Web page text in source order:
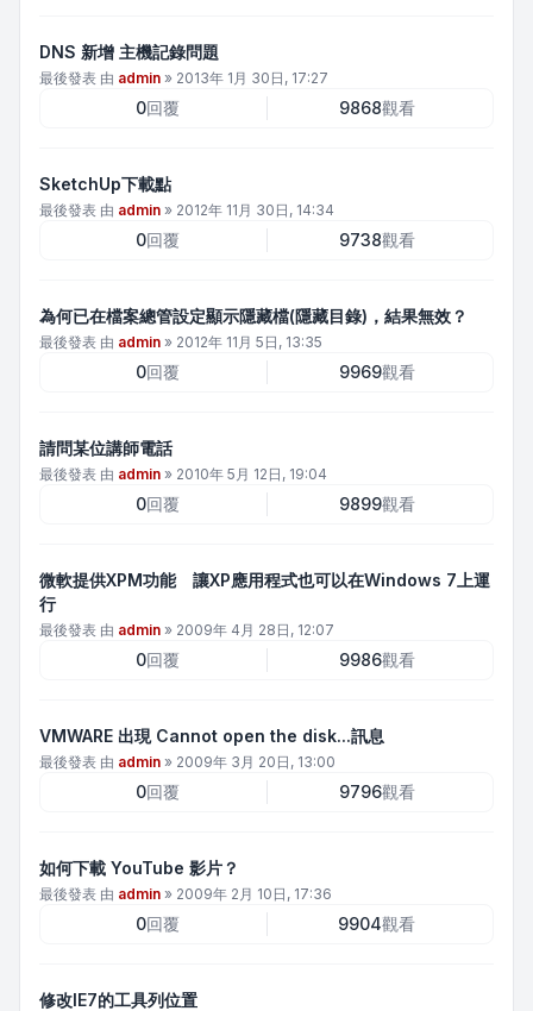
DNS 新增 主機記錄問題
最後發表 由 admin » 2013年 1月 30日, 17:27
0回覆 9868觀看
SketchUp下載點
最後發表 由 admin » 2012年 11月 30日, 14:34
0回覆 9738觀看
為何已在檔案總管設定顯示隱藏檔(隱藏目錄)，結果無效？
最後發表 由 admin » 2012年 11月 5日, 13:35
0回覆 9969觀看
請問某位講師電話
最後發表 由 admin » 2010年 5月 12日, 19:04
0回覆 9899觀看
微軟提供XPM功能 讓XP應用程式也可以在Windows 7上運
行
最後發表 由 admin » 2009年 4月 28日, 12:07
0回覆 9986觀看
VMWARE 出現 Cannot open the disk...訊息
最後發表 由 admin » 2009年 3月 20日, 13:00
0回覆 9796觀看
如何下載 YouTube 影片？
最後發表 由 admin » 2009年 2月 10日, 17:36
0回覆 9904觀看
修改IE7的工具列位置